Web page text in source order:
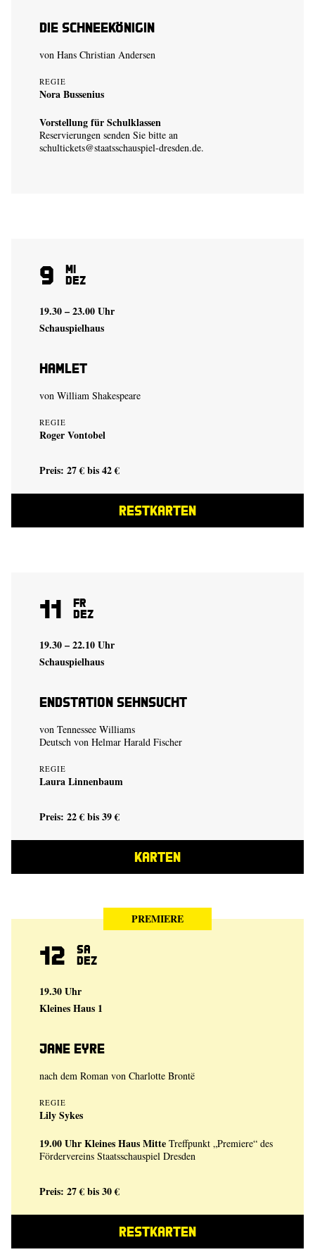
Die Schneekönigin
von Hans Christian Andersen
REGIE
Nora Bussenius
Vorstellung für Schulklassen
Reservierungen senden Sie bitte an
schultickets@staatsschauspiel-dresden.de.
9 Mi
Dez
19.30 – 23.00 Uhr
Schauspielhaus
Hamlet
von William Shakespeare
REGIE
Roger Vontobel
Preis: 27 € bis 42 €
RESTKARTEN
11 Fr
Dez
19.30 – 22.10 Uhr
Schauspielhaus
Endstation Sehnsucht
von Tennessee Williams
Deutsch von Helmar Harald Fischer
REGIE
Laura Linnenbaum
Preis: 22 € bis 39 €
KARTEN
PREMIERE
12 Sa
Dez
19.30 Uhr
Kleines Haus 1
Jane Eyre
nach dem Roman von Charlotte Brontë
REGIE
Lily Sykes
19.00 UhrKleines Haus Mitte Treffpunkt „Premiere“ des
Fördervereins Staatsschauspiel Dresden
Preis: 27 € bis 30 €
RESTKARTEN